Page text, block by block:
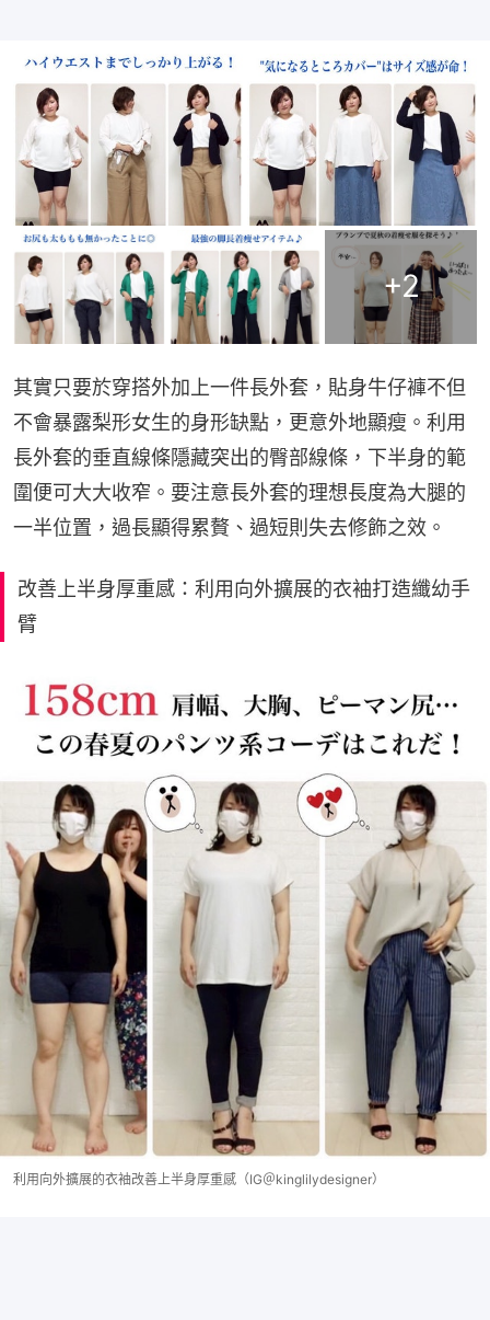
+2
其實只要於穿搭外加上一件長外套，貼身牛仔褲不但
不會暴露梨形女生的身形缺點，更意外地顯瘦。利用
長外套的垂直線條隱藏突出的臀部線條，下半身的範
圍便可大大收窄。要注意長外套的理想長度為大腿的
一半位置，過長顯得累贅、過短則失去修飾之效。
改善上半身厚重感：利用向外擴展的衣袖打造纖幼手
臂
利用向外擴展的衣袖改善上半身厚重感（IG＠kinglilydesigner）